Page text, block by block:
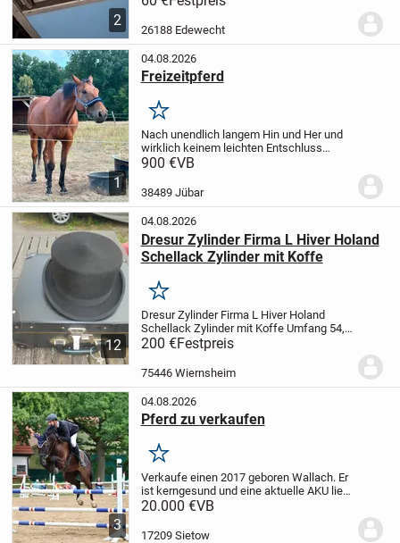
2
zum Heubedampfer, Getränkekisten kühl
halten ect. Hält alles trocken und
26188 Edewecht
1
04.08.2026
Freizeitpferd
Merken
Nach unendlich langem Hin und Her und
wirklich keinem leichten Entschluss
suche ich schweren Herzens ein neues
Wallach (13 Jahre, ca. 1,78 m).
900 €VB
38489 Jübar
12
04.08.2026
Dresur Zylinder Firma L Hiver Holand
Schellack Zylinder mit Koffe
Merken
Dresur Zylinder Firma L Hiver Holand
Schellack Zylinder mit Koffe Umfang 54,5
cmschon älter,aber neuwertiger
Schellack Zylinder
ZustandNeupreis 1,500 DM
Dresur...
200 €Festpreis
75446 Wiernsheim
3
04.08.2026
Pferd zu verkaufen
Merken
Verkaufe einen 2017 geboren Wallach. Er
ist kerngesund und eine aktuelle AKU liegt
vor. Durch seine 176 cm ist er auch ideal
der Klasse L gewonnen und etliche...
20.000 €VB
17209 Sietow